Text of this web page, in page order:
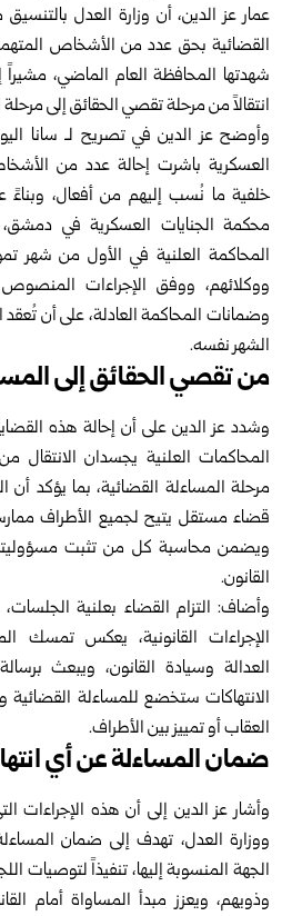
عمار عز الدين، أن ‌‏ وزارة العدل بالتنسيق
القضائية بحق عدد من الأشخاص
شهدتها المحافظة العام الماضي،
انتقالاً من مرحلة تقصي الحقائق إلى
وأوضح عز الدين في تصريح لـ سانا
العسكرية باشرت ‌‏إحالة عدد من
خلفية ما نُسب إليهم من أفعال، وبناءً
محكمة الجنايات العسكرية في
المحاكمة العلنية في الأول من شهر
ووكلائهم، ‌‏ووفق الإجراءات المنصوص
الشهر نفسه.‏
من تقصي الحقائق إلى
وشدد عز الدين على أن إحالة هذه
المحاكمات العلنية ‌‏يجسدان الانتقال
مرحلة المساءلة القضائية، بما يؤكد أن
قضاء مستقل يتيح لجميع الأطراف
ويضمن محاسبة كل من تثبت مسؤوليته
‌‏القانون.‏
وأضاف: التزام القضاء بعلنية
الإجراءات ‌‏القانونية، يعكس تمسك
العدالة وسيادة القانون، ويبعث
الانتهاكات ستخضع للمساءلة
العقاب أو تمييز بين الأطراف.‏
ضمان المساءلة عن أي
وأشار عز الدين إلى أن هذه الإجراءات
ووزارة العدل، ‌‏تهدف إلى ضمان
الجهة المنسوبة إليها، تنفيذاً ‌‏لتوصيات
وذويهم، ويعزز مبدأ المساواة أمام